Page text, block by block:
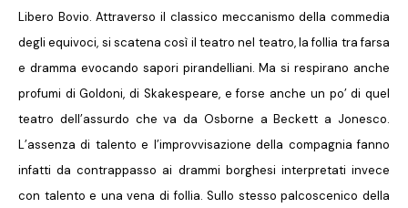
Libero Bovio. Attraverso il classico meccanismo della commedia
degli equivoci, si scatena così il teatro nel teatro, la follia tra farsa
e dramma evocando sapori pirandelliani. Ma si respirano anche
profumi di Goldoni, di Skakespeare, e forse anche un po’ di quel
teatro dell’assurdo che va da Osborne a Beckett a Jonesco.
L’assenza di talento e l’improvvisazione della compagnia fanno
infatti da contrappasso ai drammi borghesi interpretati invece
con talento e una vena di follia. Sullo stesso palcoscenico della